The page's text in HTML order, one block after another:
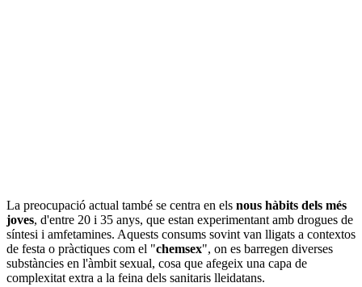
La preocupació actual també se centra en els nous hàbits dels més
joves, d'entre 20 i 35 anys, que estan experimentant amb drogues de
síntesi i amfetamines. Aquests consums sovint van lligats a contextos
de festa o pràctiques com el "chemsex", on es barregen diverses
substàncies en l'àmbit sexual, cosa que afegeix una capa de
complexitat extra a la feina dels sanitaris lleidatans.